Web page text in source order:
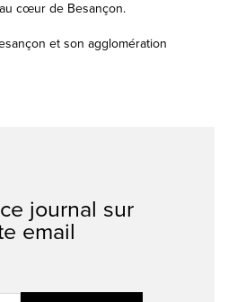
cœur de Besançon.
et son agglomération
journal sur
email